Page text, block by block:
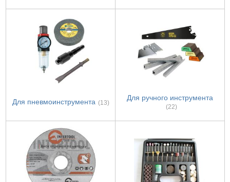
Для пневмоинструмента (13)
Для ручного инструмента
(22)